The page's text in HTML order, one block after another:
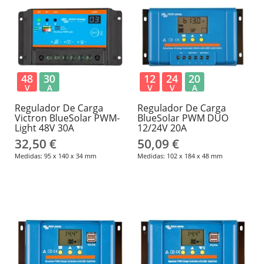
Regulador De Carga
Victron BlueSolar PWM-
Light 48V 30A
32,50 €
Medidas: 95 x 140 x 34 mm
48
V
30
A
Regulador De Carga
BlueSolar PWM DUO
12/24V 20A
50,09 €
Medidas: 102 x 184 x 48 mm
12
V
24
V
20
A